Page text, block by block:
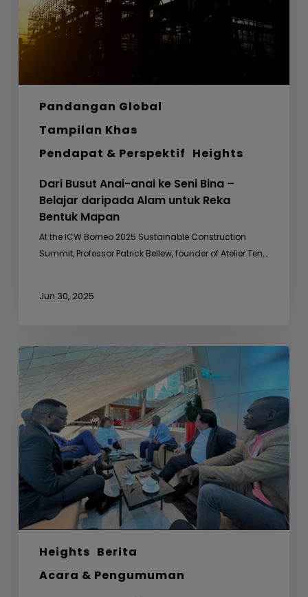
Pandangan Global
Tampilan Khas
Pendapat & Perspektif Heights
Bina
–
Belajar
daripada
Reka
Bentuk
Dari Busut Anai-anai ke Seni Bina –
Belajar daripada Alam untuk Reka
Bentuk Mapan
At the ICW Borneo 2025 Sustainable Construction
Summit, Professor Patrick Bellew, founder of Atelier Ten,…
Jun 30, 2025
Heights Berita
Acara & Pengumuman
Mesyuarat
Sampingan
Uganda
Development
Bank